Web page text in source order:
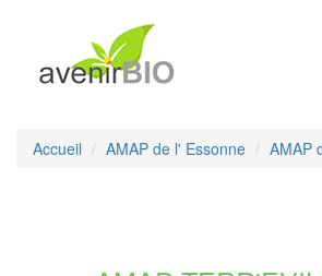
Accueil AMAP de l' Essonne AMAP